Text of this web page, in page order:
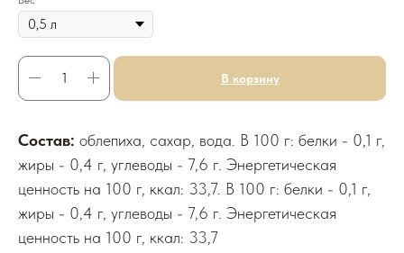
В корзину
Состав: облепиха, сахар, вода. В 100 г: белки - 0,1 г,
жиры - 0,4 г, углеводы - 7,6 г. Энергетическая
ценность на 100 г, ккал: 33,7. В 100 г: белки - 0,1 г,
жиры - 0,4 г, углеводы - 7,6 г. Энергетическая
ценность на 100 г, ккал: 33,7